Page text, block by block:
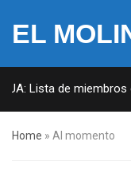
EL
Lista de miembros
Home » Al momento